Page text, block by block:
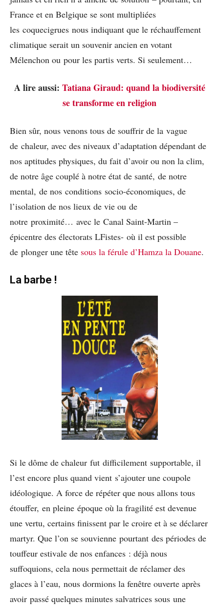
France et en Belgique se sont multipliées
les coquecigrues nous indiquant que le réchauffement
climatique serait un souvenir ancien en votant
Mélenchon ou pour les partis verts. Si seulement…
A lire aussi: Tatiana Giraud: quand la biodiversité
se transforme en religion
Bien sûr, nous venons tous de souffrir de la vague
de chaleur, avec des niveaux d’adaptation dépendant de
nos aptitudes physiques, du fait d’avoir ou non la clim,
de notre âge couplé à notre état de santé, de notre
mental, de nos conditions socio-économiques, de
l’isolation de nos lieux de vie ou de
notre proximité… avec le Canal Saint-Martin –
épicentre des électorats LFistes- où il est possible
de plonger une tête sous la férule d’Hamza la Douane.
La barbe !
Si le dôme de chaleur fut difficilement supportable, il
l’est encore plus quand vient s’ajouter une coupole
idéologique. A force de répéter que nous allons tous
étouffer, en pleine époque où la fragilité est devenue
une vertu, certains finissent par le croire et à se déclarer
martyr. Que l’on se souvienne pourtant des périodes de
touffeur estivale de nos enfances : déjà nous
suffoquions, cela nous permettait de réclamer des
glaces à l’eau, nous dormions la fenêtre ouverte après
avoir passé quelques minutes salvatrices sous une